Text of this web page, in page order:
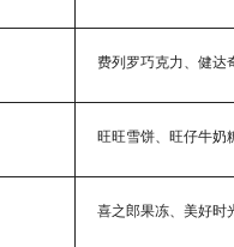
费列罗巧克力、健达
旺旺雪饼、旺仔牛奶
喜之郎果冻、美好时